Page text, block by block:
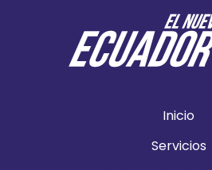
Inicio
Servicios